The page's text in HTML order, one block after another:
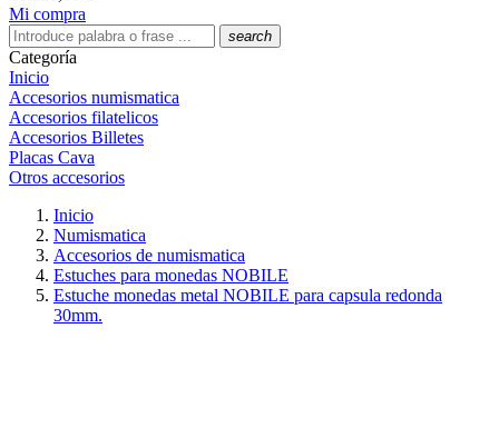
Mi compra
search
Categoría
Inicio
Accesorios numismatica
Accesorios filatelicos
Accesorios Billetes
Placas Cava
Otros accesorios
Inicio
Numismatica
Accesorios de numismatica
Estuches para monedas NOBILE
Estuche monedas metal NOBILE para capsula redonda
30mm.